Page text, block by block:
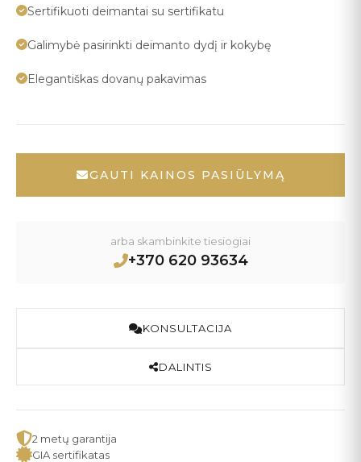
Sertifikuoti deimantai su sertifikatu
Galimybė pasirinkti deimanto dydį ir kokybę
Elegantiškas dovanų pakavimas
GAUTI KAINOS PASIŪLYMĄ
arba skambinkite tiesiogiai
+370 620 93634
KONSULTACIJA
DALINTIS
2 metų garantija
GIA sertifikatas